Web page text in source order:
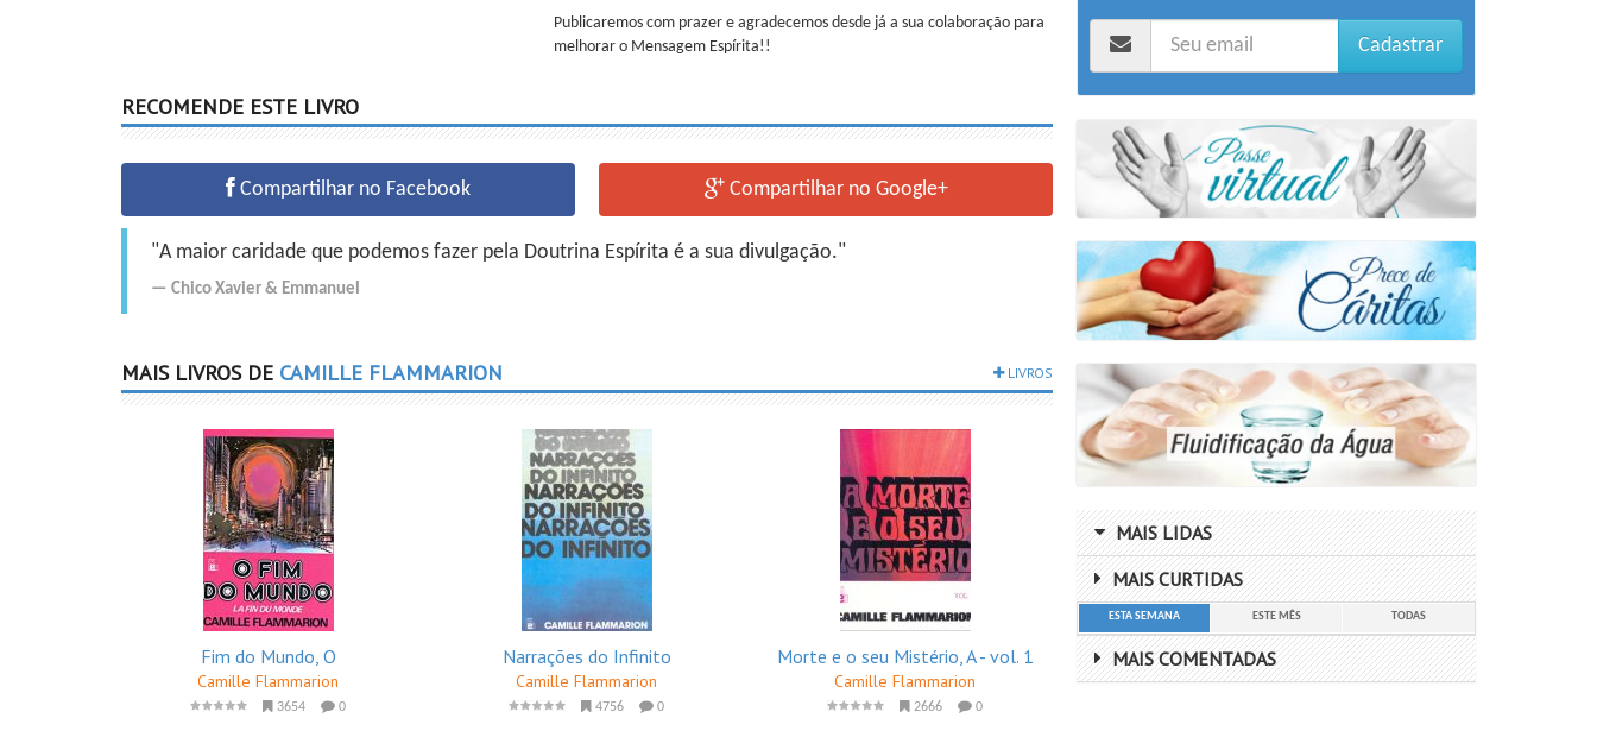
Publicaremos com prazer e agradecemos desde já a sua colaboração para
melhorar o Mensagem Espírita!!
RECOMENDE ESTE LIVRO
Compartilhar no Facebook Compartilhar no Google+
"A maior caridade que podemos fazer pela Doutrina Espírita é a sua divulgação."
Chico Xavier & Emmanuel
MAIS LIVROS DE CAMILLE FLAMMARION LIVROS
Fim do Mundo, O
Camille Flammarion
3654 0
Narrações do Infinito
Camille Flammarion
4756 0
Morte e o seu Mistério, A - vol. 1
Camille Flammarion
2666 0
Cadastrar
MAIS LIDAS
MAIS CURTIDAS
ESTA SEMANA ESTE MÊS TODAS
MAIS COMENTADAS